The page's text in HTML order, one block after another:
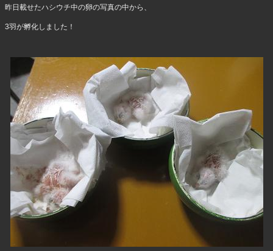
昨日載せたハシウチ中の卵の写真の中から、
3羽が孵化しました！